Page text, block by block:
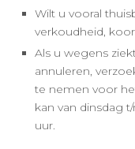
Wilt u vooral
verkoudheid,
Als u wegens
annuleren,
te nemen voor
kan van dinsdag
uur.